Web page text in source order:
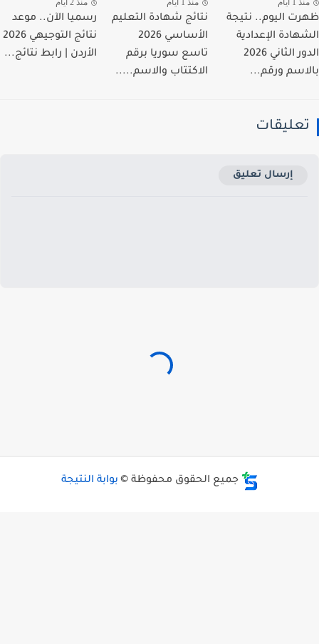
1 أيام
اليوم.. نتيجة
الإعدادية
الدور الثاني 2026
ورقم...
منذ 1 أيام
نتائج شهادة التعليم
الأساسي 2026
تاسع سوريا برقم
الاكتتاب والاسم.....
منذ 2 أيام
رسميا الآن.. موعد
نتائج التوجيهي 2026
الأردن | رابط نتائج...
إرسال تعليق
جميع الحقوق محفوظة © بوابة النتيجة